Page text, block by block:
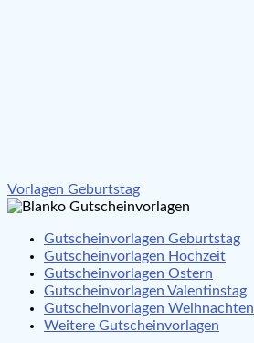
Beitragsnavigation
Vorlagen Geburtstag
Gutscheinvorlagen Geburtstag
Gutscheinvorlagen Hochzeit
Gutscheinvorlagen Ostern
Gutscheinvorlagen Valentinstag
Gutscheinvorlagen Weihnachten
Weitere Gutscheinvorlagen